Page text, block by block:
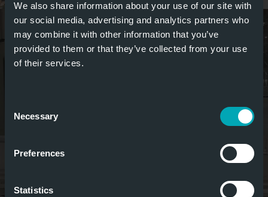
We also share information about your use of our site with
our social media, advertising and analytics partners who
may combine it with other information that you’ve
provided to them or that they’ve collected from your use
of their services.
Selection
Necessary
Preferences
Statistics